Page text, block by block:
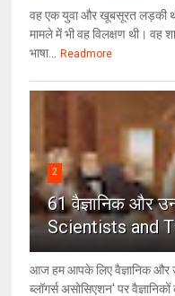
वह एक युवा और खूबसूरत लड़की
मामले में भी वह विलक्षण थी। वह
भाषा... Readmore
2
61 वैज्ञानिक और
Scientists and
आज हम आपके लिए वैज्ञानिक और
ब्लॉगर्स असोसिएशन' पर